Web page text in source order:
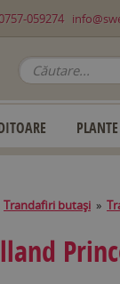
059274
Trandafiri butași »